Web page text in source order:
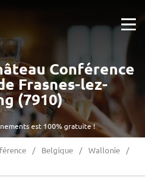
est 100% gratuite !
Conférence
Frasnes-lez-
(7910)
Belgique
Wallonie